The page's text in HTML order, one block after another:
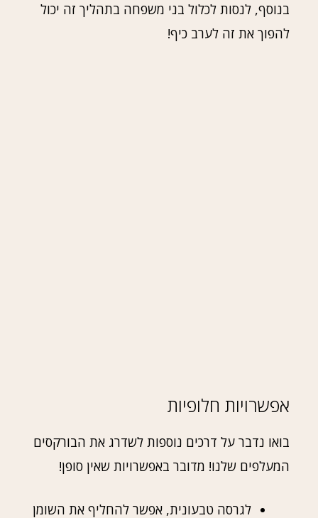
בנוסף, לנסות לכלול בני משפחה בתהליך זה יכול
להפוך את זה לערב כיף!
אפשרויות חלופיות
בואו נדבר על דרכים נוספות לשדרג את הבורקסים
המעלפים שלנו! מדובר באפשרויות שאין סופן!
לגרסה טבעונית, אפשר להחליף את השומן